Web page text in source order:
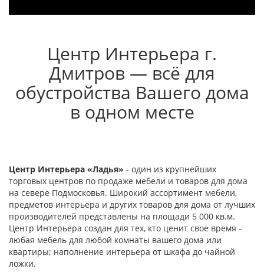
Центр Интерьера г.
Дмитров — всё для
обустройства Вашего дома
в одном месте
Центр Интерьера «Ладья» - один из крупнейших
торговых центров по продаже мебели и товаров для дома
на севере Подмосковья. Широкий ассортимент мебели,
предметов интерьера и других товаров для дома от лучших
производителей представлены на площади 5 000 кв.м.
Центр Интерьера создан для тех, кто ценит свое время -
любая мебель для любой комнаты вашего дома или
квартиры; наполнение интерьера от шкафа до чайной
ложки.